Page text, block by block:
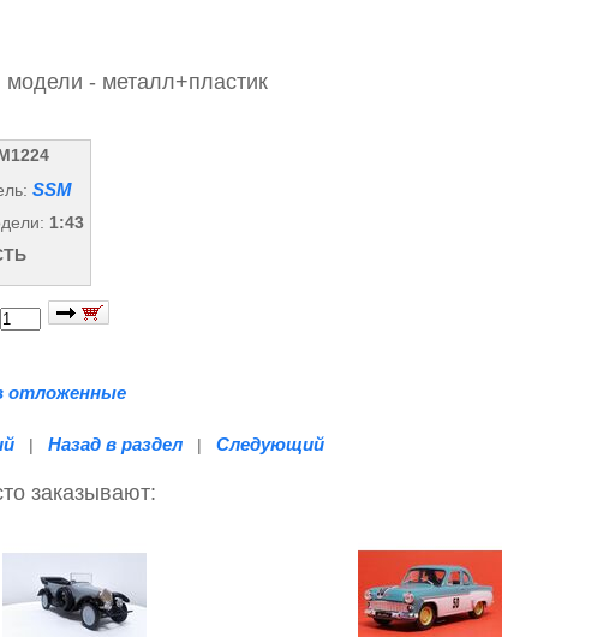
- металл+пластик
SSM
1:43
отложенные
| Назад в раздел | Следующий
заказывают: